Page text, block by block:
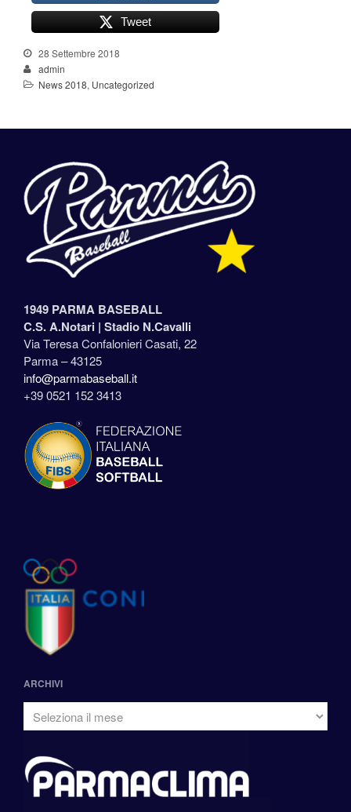
Tweet
28 Settembre 2018
admin
News 2018, Uncategorized
1949 PARMA BASEBALL
C.S. A.Notari | Stadio N.Cavalli
Via Teresa Confalonieri Casati, 22
Parma – 43125
info@parmabaseball.it
+39 0521 152 3413
ARCHIVI